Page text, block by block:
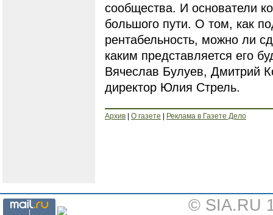
сообщества. И основатели
большого пути. О том, как
рентабельность, можно ли
каким представляется его
Вячеслав Булуев, Дмитрий
директор Юлия Стрель.
Архив О газете Реклама в Газете Дело
© SIA.RU